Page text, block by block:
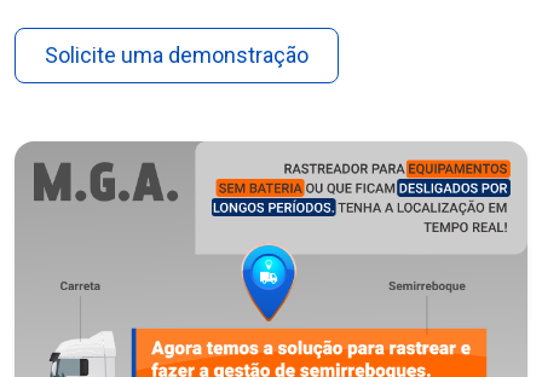
Solicite uma demonstração